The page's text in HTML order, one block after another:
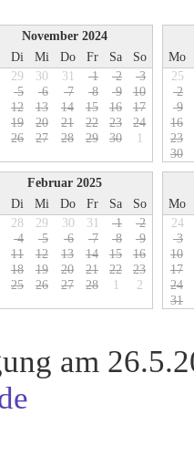
November 2024
Di Mi Do Fr Sa
So
29 30 31 1 2
3
5 6 7 8 9 10
12 13 14 15 16 17
19 20 21 22 23 24
26 27 28 29 30 1
Mo
25
2
9
16
23
30
Februar 2025
Di Mi Do Fr Sa
So
28 29 30 31 1
2
4 5 6 7 8
9
11 12 13 14 15 16
18 19 20 21 22 23
25 26 27 28 1 2
Mo
24
3
10
17
24
31
am